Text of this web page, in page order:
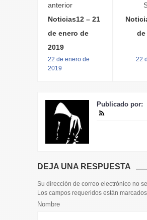
anterior
Noticias12 – 21
de enero de
2019
22 de enero de
2019
de
22
Publicado por:
DEJA UNA RESPUESTA
Su dirección de correo electrónico no
Los campos requeridos están
Nombre